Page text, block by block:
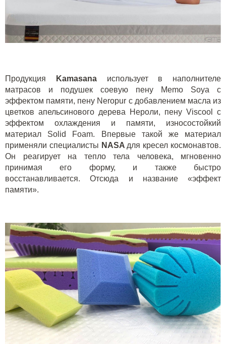
Продукция Kamasana
использует в наполнителе
матрасов и подушек соевую пену
Memo Soya с
эффектом памяти, пену Neropur с добавлением масла из
цветков апельсинового дерева Нероли, пену Viscool
с
эффектом охлаждения и памяти, износостойкий
материал Solid Foam. Впервые такой же материал
применяли специалисты NASA для кресел космонавтов.
Он реагирует на тепло тела человека, мгновенно
принимая его форму, и также быстро
восстанавливается. Отсюда и название «эффект
памяти».